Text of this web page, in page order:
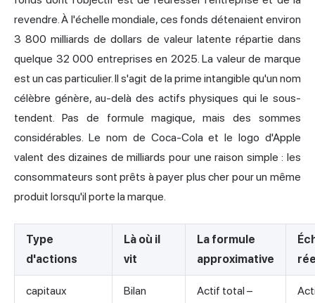
revendre. À l'échelle mondiale, ces fonds détenaient environ
3 800 milliards de dollars de valeur latente répartie dans
quelque 32 000 entreprises en 2025. La valeur de marque
est un cas particulier. Il s'agit de la prime intangible qu'un nom
célèbre génère, au-delà des actifs physiques qui le sous-
tendent. Pas de formule magique, mais des sommes
considérables. Le nom de Coca-Cola et le logo d'Apple
valent des dizaines de milliards pour une raison simple : les
consommateurs sont prêts à payer plus cher pour un même
produit lorsqu'il porte la marque.
Type
d'actions
Là où il
vit
La formule
approximative
capitaux
Bilan
Actif total –